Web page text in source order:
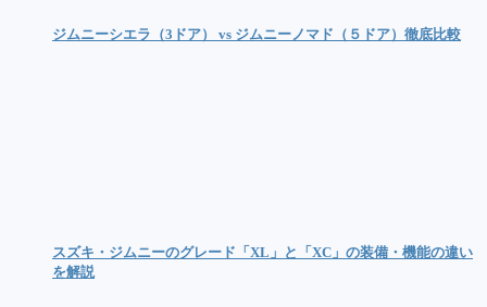
ジムニーシエラ（3ドア） vs ジムニーノマド（５ドア）徹底比較
スズキ・ジムニーのグレード「XL」と「XC」の装備・機能の違い
を解説